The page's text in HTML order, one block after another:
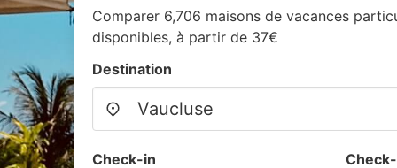
Comparer 6,706 maisons de vacances
disponibles, à partir de 37€
Destination
Check-in